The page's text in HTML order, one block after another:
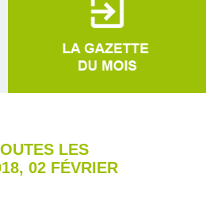
LES
02 FÉVRIER